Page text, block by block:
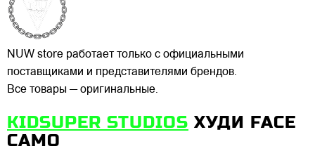
NUW store работает только с официальными
поставщиками и представителями брендов.
Все товары — оригинальные.
KIDSUPER STUDIOS ХУДИ FACE
CAMO